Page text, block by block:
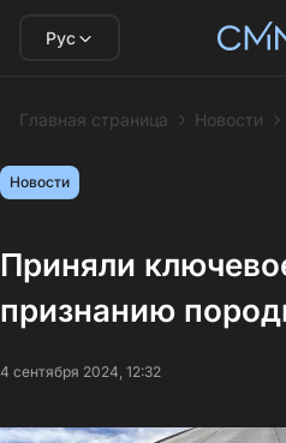
Рус
Главная страница Новости
Новости
Приняли
признанию
4 сентября 2024, 12:32